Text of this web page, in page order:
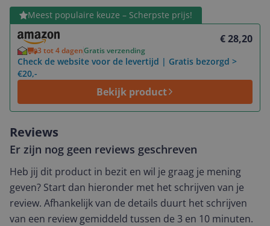
Meest populaire keuze – Scherpste prijs!
€ 28,20
3 tot 4 dagenGratis verzending
Check de website voor de levertijd | Gratis bezorgd >
€20,-
Bekijk product
Bekijk product
Reviews
Er zijn nog geen reviews geschreven
Heb jij dit product in bezit en wil je graag je mening
geven? Start dan hieronder met het schrijven van je
review. Afhankelijk van de details duurt het schrijven
van een review gemiddeld tussen de 3 en 10 minuten.